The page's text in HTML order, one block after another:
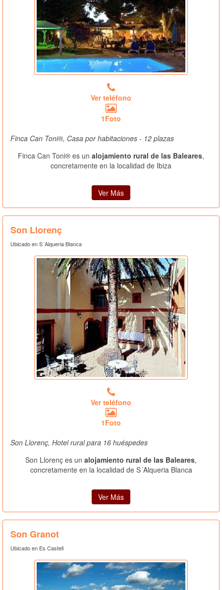
Ver teléfono
1Foto
Finca Can Toni®, Casa por habitaciones - 12 plazas
Finca Can Toni® es un alojamiento rural de las Baleares,
concretamente en la localidad de Ibiza
Ver Más
Son Llorenç
Ubicado en S´Alqueria Blanca
Ver teléfono
1Foto
Son Llorenç, Hotel rural para 16 huéspedes
Son Llorenç es un alojamiento rural de las Baleares,
concretamente en la localidad de S´Alqueria Blanca
Ver Más
Son Granot
Ubicado en Es Castell